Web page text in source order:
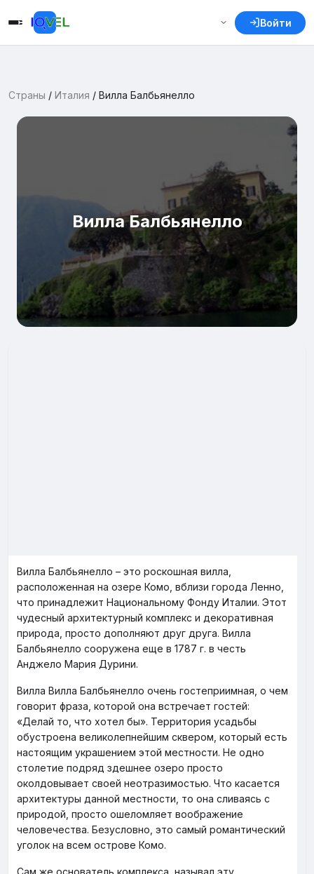
Войти
Страны / Италия / Вилла Балбьянелло
Вилла Балбьянелло
Вилла Балбьянелло – это роскошная вилла,
расположенная на озере Комо, вблизи города Ленно,
что принадлежит Национальному Фонду Италии. Этот
чудесный архитектурный комплекс и декоративная
природа, просто дополняют друг друга. Вилла
Балбьянелло сооружена еще в 1787 г. в честь
Анджело Мария Дурини.
Вилла Вилла Балбьянелло очень гостеприимная, о чем
говорит фраза, которой она встречает гостей:
«Делай то, что хотел бы». Территория усадьбы
обустроена великолепнейшим сквером, который есть
настоящим украшением этой местности. Не одно
столетие подряд здешнее озеро просто
околдовывает своей неотразимостью. Что касается
архитектуры данной местности, то она сливаясь с
природой, просто ошеломляет воображение
человечества. Безусловно, это самый романтический
уголок на всем острове Комо.
Сам же основатель комплекса, называл эту